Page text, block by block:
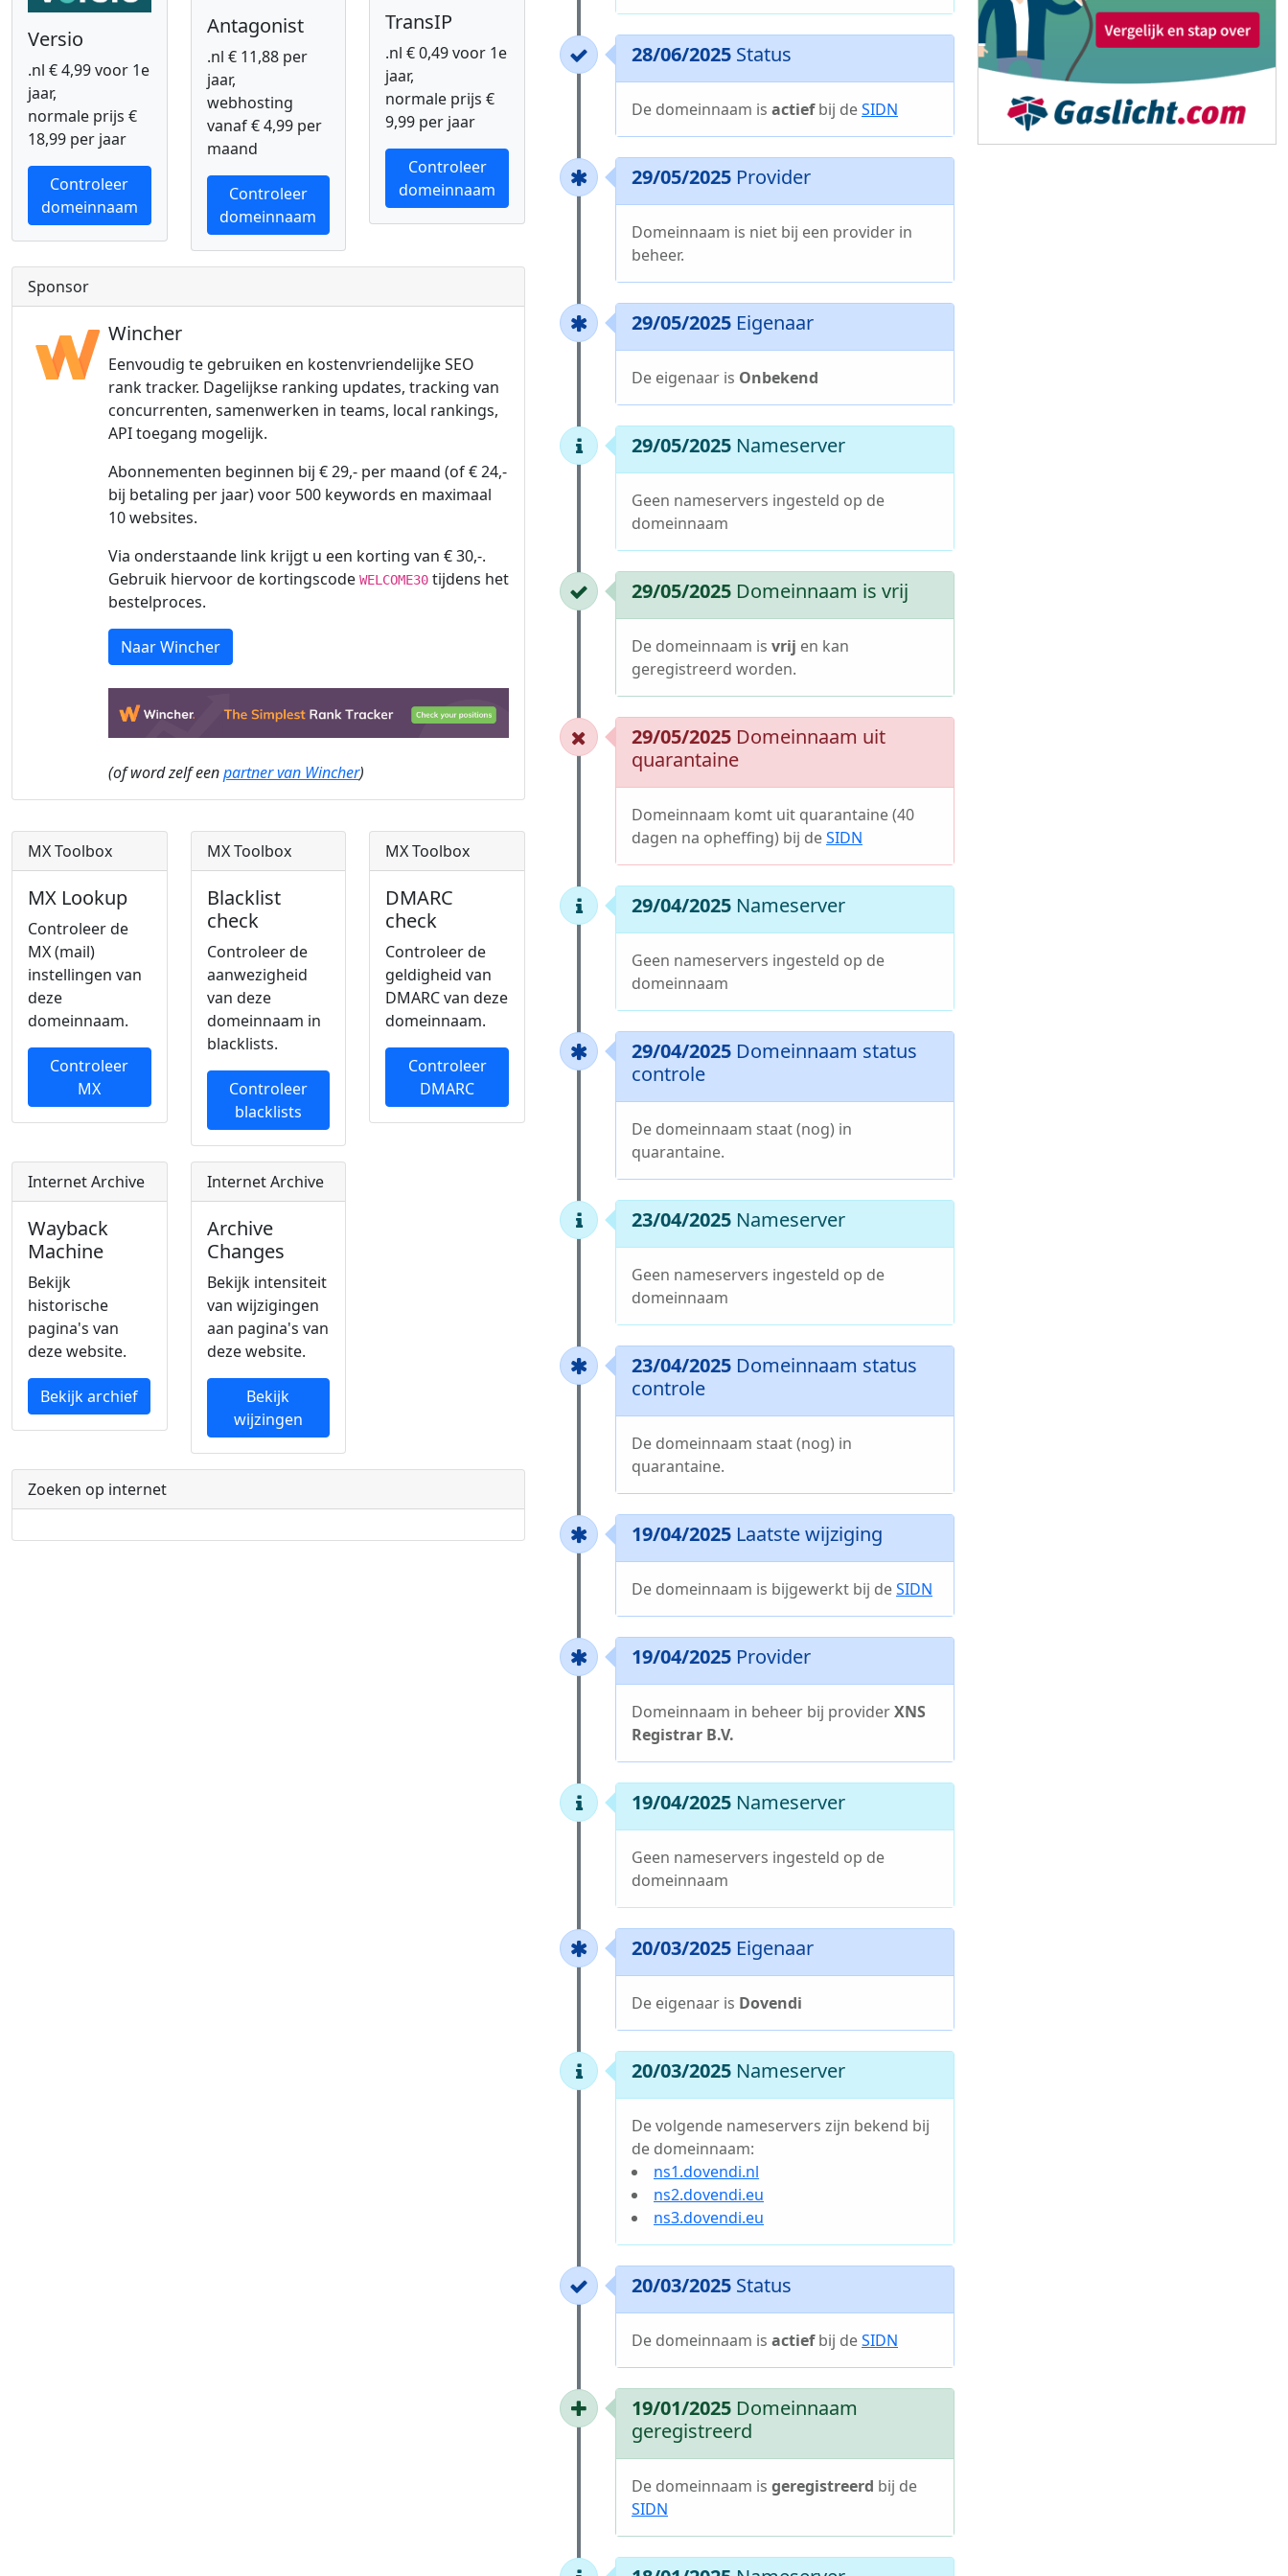
Versio
.nl € 4,99 voor 1e
jaar,
normale prijs €
18,99 per jaar
Controleer
domeinnaam
Antagonist
.nl € 11,88 per
jaar,
webhosting
vanaf € 4,99 per
maand
Controleer
domeinnaam
TransIP
.nl € 0,49 voor 1e
jaar,
normale prijs €
9,99 per jaar
Controleer
domeinnaam
Sponsor
Wincher
Eenvoudig te gebruiken en kostenvriendelijke SEO
rank tracker. Dagelijkse ranking updates, tracking van
concurrenten, samenwerken in teams, local rankings,
API toegang mogelijk.
Abonnementen beginnen bij € 29,- per maand (of € 24,-
bij betaling per jaar) voor 500 keywords en maximaal
10 websites.
Via onderstaande link krijgt u een korting van € 30,-.
Gebruik hiervoor de kortingscode WELCOME30tijdens het
bestelproces.
Naar Wincher
(of word zelf eenpartner van Wincher)
MX Toolbox
MX Lookup
Controleer de
MX (mail)
instellingen van
deze
domeinnaam.
Controleer
MX
MX Toolbox
Blacklist
check
Controleer de
aanwezigheid
van deze
domeinnaam in
blacklists.
Controleer
blacklists
MX Toolbox
DMARC
check
Controleer de
geldigheid van
DMARC van deze
domeinnaam.
Controleer
DMARC
Internet Archive
Wayback
Machine
Bekijk
historische
pagina's van
deze website.
Bekijk archief
Internet Archive
Archive
Changes
Bekijk intensiteit
van wijzigingen
aan pagina's van
deze website.
Bekijk
wijzingen
Zoeken op internet
28/06/2025 Status
De domeinnaam is actiefbij deSIDN
29/05/2025 Provider
Domeinnaam is niet bij een provider in
beheer.
29/05/2025 Eigenaar
De eigenaar is Onbekend
29/05/2025 Nameserver
Geen nameservers ingesteld op de
domeinnaam
29/05/2025 Domeinnaam is vrij
De domeinnaam is vrij en kan
geregistreerd worden.
29/05/2025 Domeinnaam uit
quarantaine
Domeinnaam komt uit quarantaine (40
dagen na opheffing) bij deSIDN
29/04/2025 Nameserver
Geen nameservers ingesteld op de
domeinnaam
29/04/2025 Domeinnaam status
controle
De domeinnaam staat (nog) in
quarantaine.
23/04/2025 Nameserver
Geen nameservers ingesteld op de
domeinnaam
23/04/2025 Domeinnaam status
controle
De domeinnaam staat (nog) in
quarantaine.
19/04/2025 Laatste wijziging
De domeinnaam is bijgewerkt bij deSIDN
19/04/2025 Provider
Domeinnaam in beheer bij providerXNS
Registrar B.V.
19/04/2025 Nameserver
Geen nameservers ingesteld op de
domeinnaam
20/03/2025 Eigenaar
De eigenaar is Dovendi
20/03/2025 Nameserver
De volgende nameservers zijn bekend bij
de domeinnaam:
ns1.dovendi.nl
ns2.dovendi.eu
ns3.dovendi.eu
20/03/2025 Status
De domeinnaam is actiefbij deSIDN
19/01/2025 Domeinnaam
geregistreerd
De domeinnaam is geregistreerd bij de
SIDN